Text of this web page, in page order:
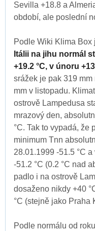
Sevilla +18.8 a
období, ale poslední
Podle Wiki Klima Box
Itálii na jihu normál
+19.2 °C, v únoru
srážek je pak 319
mm v listopadu.
ostrově Lampedusa
mrazový den,
°C. Tak to vypadá, že
minimum Tnn
28.01.1999 -51.5 °C
-51.2 °C (0.2 °C nad
padlo i na ostrově
dosaženo nikdy +40
°C (stejně jako Praha
Podle normálu od